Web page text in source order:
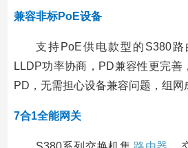
兼容非标PoE设备
支持PoE供电款型的S380
LLDP功率协商，PD兼容性更完善
PD，无需担心设备兼容问题，组网
7合1全能网关